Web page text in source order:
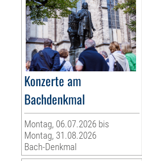
Konzerte am
Bachdenkmal
Montag, 06.07.2026 bis
Montag, 31.08.2026
Bach-Denkmal